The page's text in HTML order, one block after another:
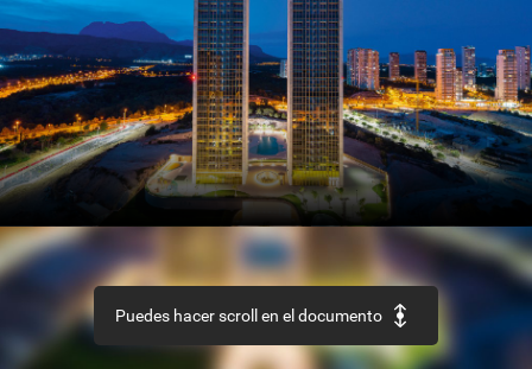
REHABILITACIÓN
Edificio ‘LaLoza’, en Las
GranCanaria
URBANISMO
Recuperaciónde laaldea
deRuesta,en Zaragoza